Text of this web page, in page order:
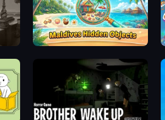
Maldives Hidden Objects